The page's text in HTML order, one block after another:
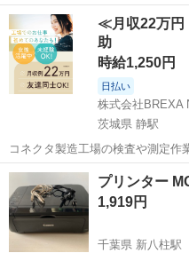
ICBK80…
神奈川 藤沢市 OA用品
≪月収22万円
助
時給1,250円
日払い
株式会社BREXA
茨城県 静駅
コネクタ製造工場の検査や測定作
日128日★クリーンルーム内作業
★就業先食堂利用可！日払い制度あり
工場のお仕事 ◇コネクタ製造工...
茨城 常陸大宮市 静駅
プリンター
1,919円
千葉県 新八柱駅